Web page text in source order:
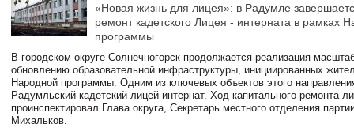
«Новая жизнь для лицея»: в Радумле
ремонт кадетского Лицея - интерната в рамках
программы
В городском округе Солнечногорск продолжается реализация
обновлению образовательной инфраструктуры, инициированных
Народной программы. Одним из ключевых объектов этого
Радумльский кадетский лицей-интернат. Ход капитального ремонта
проинспектировал Глава округа, Секретарь местного отделения
Михальков.